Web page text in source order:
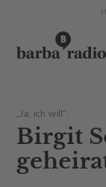
„Ja, ich will“:
Birgit